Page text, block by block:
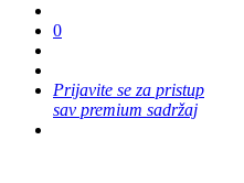
0
Prijavite se za pristup
sav premium sadržaj